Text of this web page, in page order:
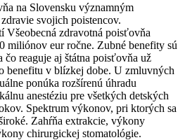
na Slovensku významným
svojich poistencov.
Všeobecná zdravotná poisťovňa
miliónov eur ročne. Zubné benefity sú
čo reaguje aj štátna poisťovňa už
benefitu v blízkej dobe. U zmluvných
ponúka rozšírenú úhradu
anestéziu pre všetkých detských
Spektrum výkonov, pri ktorých sa
Zahŕňa extrakcie, výkony
chirurgickej stomatológie.